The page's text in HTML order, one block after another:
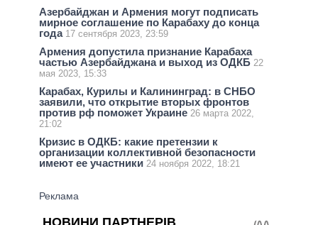
Азербайджан и Армения могут подписать
мирное соглашение по Карабаху до конца
года 17 сентября 2023, 23:59
Армения допустила признание Карабаха
частью Азербайджана и выход из ОДКБ 22
мая 2023, 15:33
Карабах, Курилы и Калининград: в СНБО
заявили, что открытие вторых фронтов
против рф поможет Украине 26 марта 2022,
21:02
Кризис в ОДКБ: какие претензии к
организации коллективной безопасности
имеют ее участники 24 ноября 2022, 18:21